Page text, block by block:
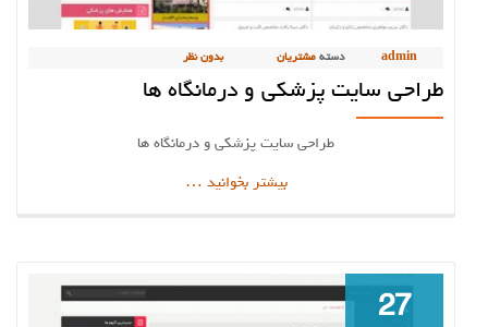
admin دسته مشتریان بدون نظر
طراحی سایت پزشکی و درمانگاه ها
طراحی سایت پزشکی و درمانگاه ها
بیشتر بخوانیددربارهطراحی
…
27